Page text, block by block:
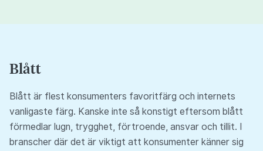
Blått
Blått är flest konsumenters favoritfärg och internets
vanligaste färg. Kanske inte så konstigt eftersom blått
förmedlar lugn, trygghet, förtroende, ansvar och tillit. I
branscher där det är viktigt att konsumenter känner sig